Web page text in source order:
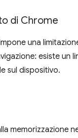
di Chrome
una
esiste un
sul dispositivo.
memorizzazione